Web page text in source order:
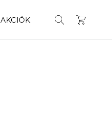
AKCIÓK